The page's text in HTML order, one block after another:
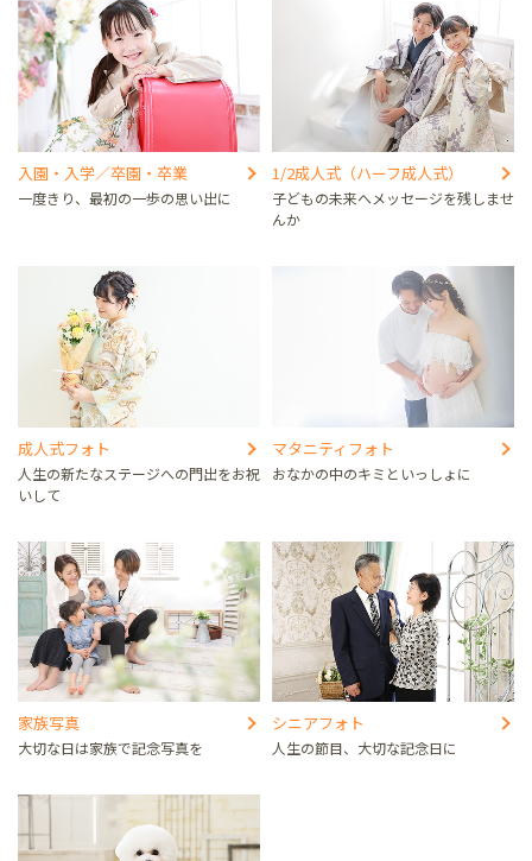
入園・入学／卒園・卒業
一度きり、最初の一歩の思い出に
1/2成人式（ハーフ成人式）
子どもの未来へメッセージを残しませ
んか
成人式フォト
人生の新たなステージへの門出をお祝
いして
マタニティフォト
おなかの中のキミといっしょに
家族写真
大切な日は家族で記念写真を
シニアフォト
人生の節目、大切な記念日に